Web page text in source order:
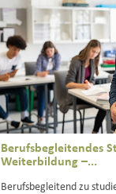
Berufsbegleitendes
Weiterbildung –...
Berufsbegleitend zu